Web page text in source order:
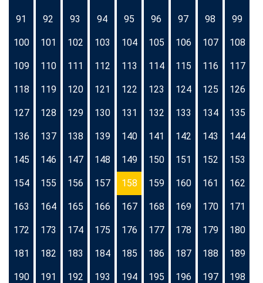
91 92 93 94 95 96 97 98 99
100 101 102 103 104 105 106 107 108
109 110 111 112 113 114 115 116 117
118 119 120 121 122 123 124 125 126
127 128 129 130 131 132 133 134 135
136 137 138 139 140 141 142 143 144
145 146 147 148 149 150 151 152 153
154 155 156 157 158 159 160 161 162
163 164 165 166 167 168 169 170 171
172 173 174 175 176 177 178 179 180
181 182 183 184 185 186 187 188 189
190 191 192 193 194 195 196 197 198